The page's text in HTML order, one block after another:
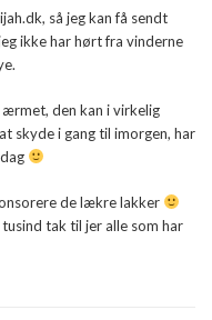
så jeg kan få sendt
ikke har hørt fra vinderne
ærmet, den kan i virkelig
skyde i gang til imorgen, har
de lækre lakker
tak til jer alle som har